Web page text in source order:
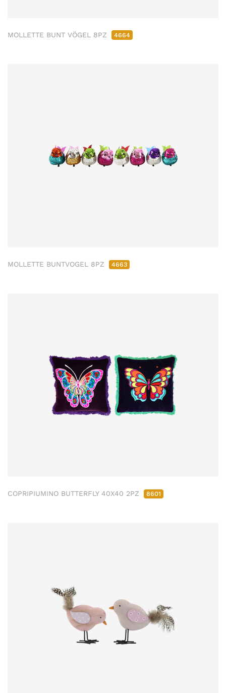
MOLLETTE BUNT VÖGEL 8PZ 4664
MOLLETTE BUNTVOGEL 8PZ 4663
COPRIPIUMINO BUTTERFLY 40X40 2PZ 8601